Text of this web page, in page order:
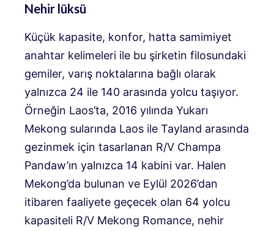
Nehir lüksü
Küçük kapasite, konfor, hatta samimiyet
anahtar kelimeleri ile bu şirketin filosundaki
gemiler, varış noktalarına bağlı olarak
yalnızca 24 ile 140 arasında yolcu taşıyor.
Örneğin Laos’ta, 2016 yılında Yukarı
Mekong sularında Laos ile Tayland arasında
gezinmek için tasarlanan R/V Champa
Pandaw’ın yalnızca 14 kabini var. Halen
Mekong’da bulunan ve Eylül 2026’dan
itibaren faaliyete geçecek olan 64 yolcu
kapasiteli R/V Mekong Romance, nehir